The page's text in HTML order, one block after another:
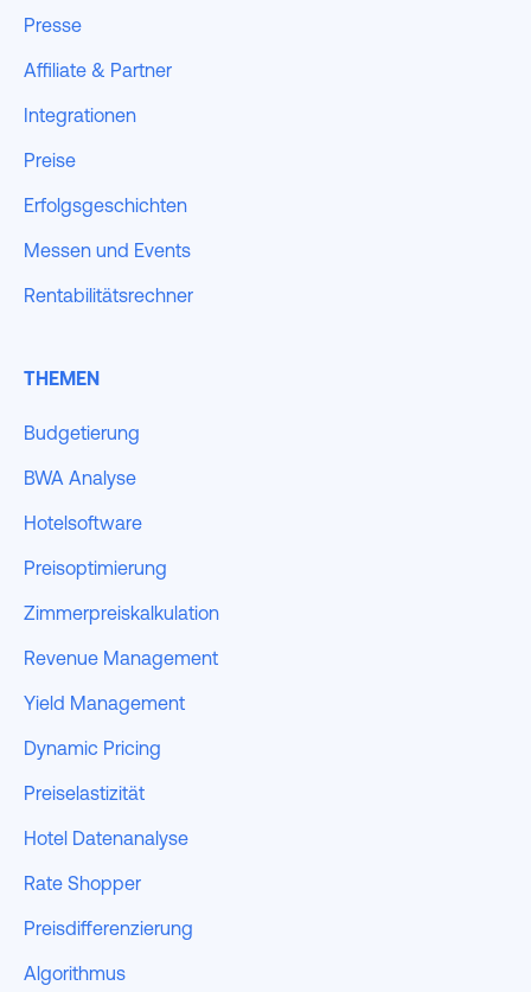
Presse
Affiliate & Partner
Integrationen
Preise
Erfolgsgeschichten
Messen und Events
Rentabilitätsrechner
THEMEN
Budgetierung
BWA Analyse
Hotelsoftware
Preisoptimierung
Zimmerpreiskalkulation
Revenue Management
Yield Management
Dynamic Pricing
Preiselastizität
Hotel Datenanalyse
Rate Shopper
Preisdifferenzierung
Algorithmus